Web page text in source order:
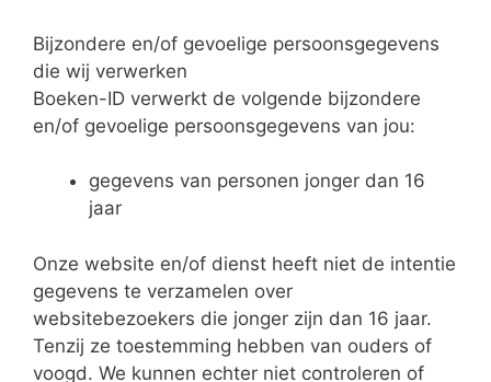
Bijzondere en/of gevoelige persoonsgegevens
die wij verwerken
Boeken-ID verwerkt de volgende bijzondere
en/of gevoelige persoonsgegevens van jou:
gegevens van personen jonger dan 16
jaar
Onze website en/of dienst heeft niet de intentie
gegevens te verzamelen over
websitebezoekers die jonger zijn dan 16 jaar.
Tenzij ze toestemming hebben van ouders of
voogd. We kunnen echter niet controleren of